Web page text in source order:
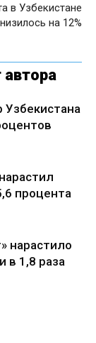
в Узбекистане
на 12%
процента
нарастило
в 1,8 раза